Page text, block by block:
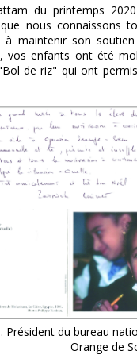
du printemps
nous connaissons
à maintenir son
vos enfants ont été
de riz" qui ont
Président du bureau
Orange de